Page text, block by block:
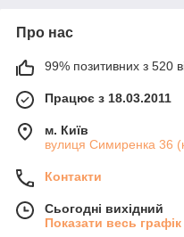
Про нас
99% позитивних з 520
Працює з 18.03.2011
м. Київ
вулиця Симиренка 36
Контакти
Сьогодні вихідний
Показати весь